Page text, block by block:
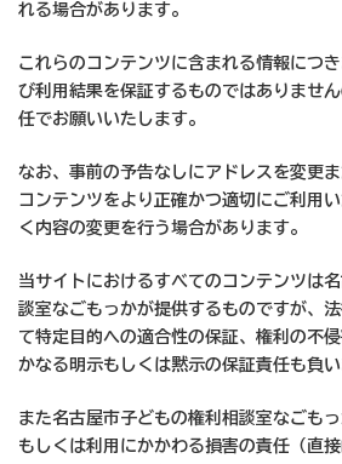
れる場合があります。
これらのコンテンツに含まれる情報につ
び利用結果を保証するものではありませ
任でお願いいたします。
なお、事前の予告なしにアドレスを変更ま
コンテンツをより正確かつ適切にご利用
く内容の変更を行う場合があります。
当サイトにおけるすべてのコンテンツは
談室なごもっかが提供するものですが、
て特定目的への適合性の保証、権利の不
かなる明示もしくは黙示の保証責任も負い
また名古屋市子どもの権利相談室なごも
もしくは利用にかかわる損害の責任（直接